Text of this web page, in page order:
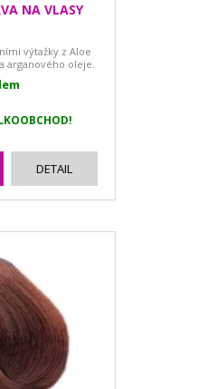
NA VLASY
výtažky z Aloe
arganového oleje.
DETAIL